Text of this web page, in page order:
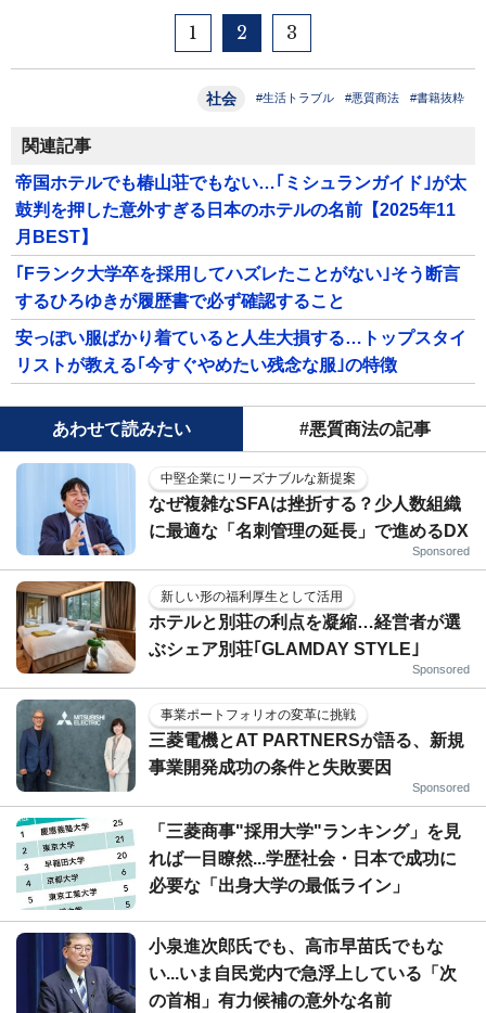
1 2 3
社会 #生活トラブル #悪質商法 #書籍抜粋
関連記事
帝国ホテルでも椿山荘でもない…｢ミシュランガイド｣が太
鼓判を押した意外すぎる日本のホテルの名前【2025年11
月BEST】
｢Fランク大学卒を採用してハズレたことがない｣そう断言
するひろゆきが履歴書で必ず確認すること
安っぽい服ばかり着ていると人生大損する…トップスタイ
リストが教える｢今すぐやめたい残念な服｣の特徴
あわせて読みたい #悪質商法の記事
中堅企業にリーズナブルな新提案
なぜ複雑なSFAは挫折する？少人数組織
に最適な「名刺管理の延長」で進めるDX
Sponsored
新しい形の福利厚生として活用
ホテルと別荘の利点を凝縮…経営者が選
ぶシェア別荘｢GLAMDAY STYLE｣
Sponsored
事業ポートフォリオの変革に挑戦
三菱電機とAT PARTNERSが語る、新規
事業開発成功の条件と失敗要因
Sponsored
「三菱商事"採用大学"ランキング」を見
れば一目瞭然...学歴社会・日本で成功に
必要な「出身大学の最低ライン」
小泉進次郎氏でも、高市早苗氏でもな
い...いま自民党内で急浮上している「次
の首相」有力候補の意外な名前